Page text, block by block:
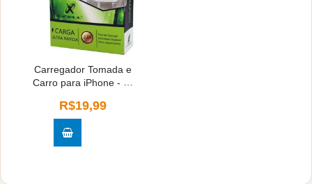
Carregador Tomada e
Carro para iPhone - X-
R$19,99